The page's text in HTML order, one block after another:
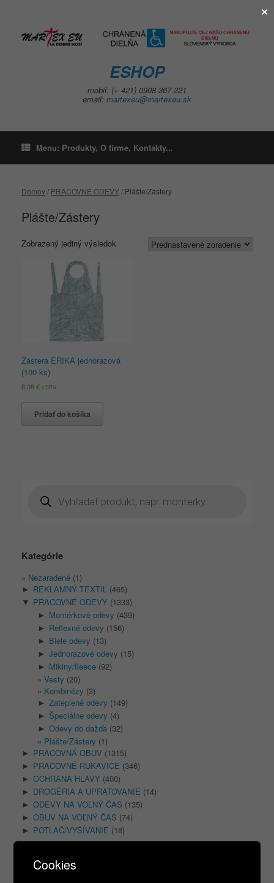
ESHOP
mobil: (+ 421) 0908 367 221
email: martexeu@martexeu.sk
Menu: Produkty, O firme, Kontakty...
Domov/ PRACOVNÉ ODEVY/ Plášte/Zástery
Plášte/Zástery
Zobrazený jediný výsledok
Zástera ERIKA jednorazová
(100 ks)
8,08€ s DPH
Pridať do košíka
search
Kategórie
Nezaradené (1)
► REKLAMNÝ TEXTIL (465)
▼ PRACOVNÉ ODEVY (1333)
► Montérkové odevy (439)
► Reflexné odevy (156)
► Biele odevy (13)
► Jednorazové odevy (15)
► Mikiny/fleece (92)
Vesty (20)
Kombinézy (3)
► Zateplené odevy (149)
► Špeciálne odevy (4)
► Odevy do dažďa (32)
Plášte/Zástery (1)
► PRACOVNÁ OBUV (1315)
► PRACOVNÉ RUKAVICE (346)
► OCHRANA HLAVY (400)
► DROGÉRIA A UPRATOVANIE (14)
► ODEVY NA VOĽNÝ ČAS (135)
► OBUV NA VOĽNÝ ČAS (74)
► POTLAČ/VYŠÍVANIE (18)
×
Cookies